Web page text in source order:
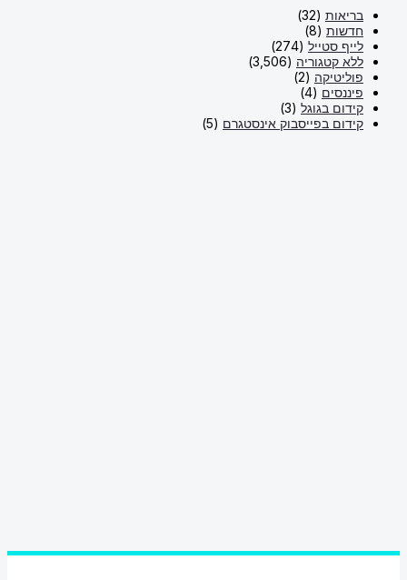
בריאות (32)
חדשות (8)
לייף סטייל (274)
ללא קטגוריה (3,506)
פוליטיקה (2)
פיננסים (4)
קידום בגוגל (3)
קידום בפייסבוק אינסטגרם (5)